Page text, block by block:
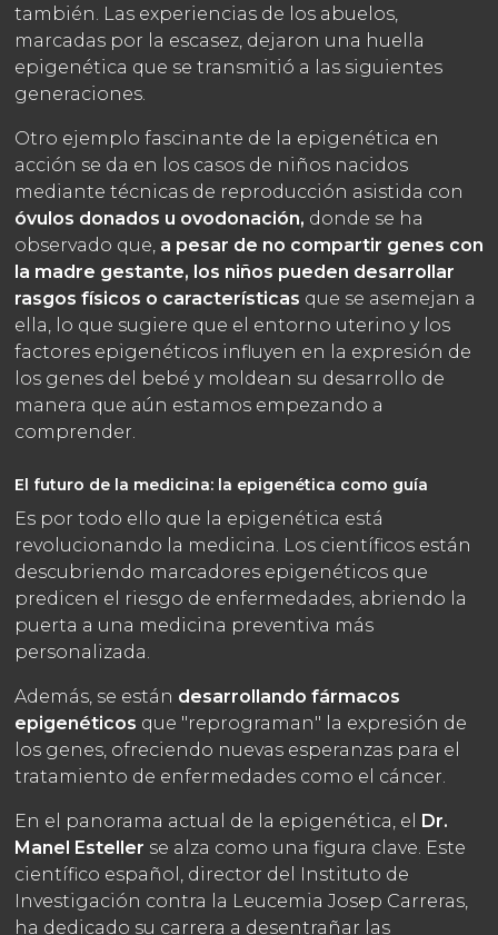
también. Las experiencias de los abuelos,
marcadas por la escasez, dejaron una huella
epigenética que se transmitió a las siguientes
generaciones.
Otro ejemplo fascinante de la epigenética en
acción se da en los casos de niños nacidos
mediante técnicas de reproducción asistida con
óvulos donados u ovodonación, donde se ha
observado que, a pesar de no compartir genes con
la madre gestante, los niños pueden desarrollar
rasgos físicos o características que se asemejan a
ella, lo que sugiere que el entorno uterino y los
factores epigenéticos influyen en la expresión de
los genes del bebé y moldean su desarrollo de
manera que aún estamos empezando a
comprender.
El futuro de la medicina: la epigenética como guía
Es por todo ello que la epigenética está
revolucionando la medicina. Los científicos están
descubriendo marcadores epigenéticos que
predicen el riesgo de enfermedades, abriendo la
puerta a una medicina preventiva más
personalizada.
Además, se están desarrollando fármacos
epigenéticos que "reprograman" la expresión de
los genes, ofreciendo nuevas esperanzas para el
tratamiento de enfermedades como el cáncer.
En el panorama actual de la epigenética, el Dr.
Manel Esteller se alza como una figura clave. Este
científico español, director del Instituto de
Investigación contra la Leucemia Josep Carreras,
ha dedicado su carrera a desentrañar las